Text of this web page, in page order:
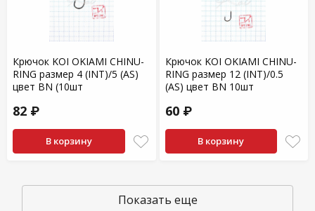
Крючок KOI OKIAMI CHINU-
RING размер 4 (INT)/5 (AS)
цвет BN (10шт
82 ₽
В корзину
Крючок KOI OKIAMI CHINU-
RING размер 12 (INT)/0.5
(AS) цвет BN 10шт
60 ₽
В корзину
Показать еще